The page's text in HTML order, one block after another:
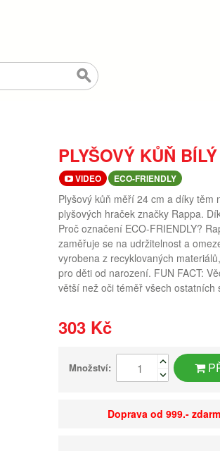
PLYŠOVÝ KŮŇ
VIDEO ECO-FRIENDLY
Plyšový kůň měří 24 cm a díky těm
plyšových hraček značky Rappa.
Proč označení ECO-FRIENDLY?
zaměřuje se na udržitelnost a
vyrobena z recyklovaných
pro děti od narození. FUN FACT:
větší než oči téměř všech ostatních
303 Kč
Množství:
Doprava od 999.-